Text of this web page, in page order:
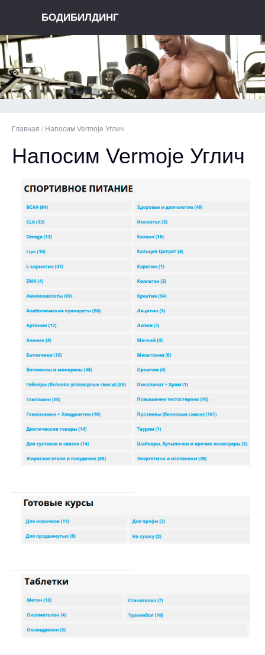
БОДИБИЛДИНГ
Главная / Напосим Vermoje Углич
Напосим Vermoje Углич